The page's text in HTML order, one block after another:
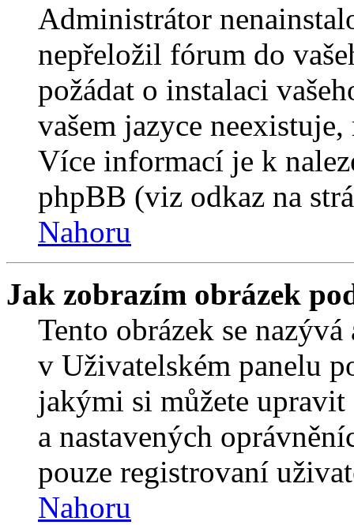
Administrátor
nepřeložil fórum do
požádat o instalaci
vašem jazyce
Více informací je k
phpBB (viz odkaz na
Nahoru
Jak zobrazím obrázek
Tento obrázek se
v Uživatelském panelu
jakými si můžete
a nastavených
pouze registrovaní
Nahoru